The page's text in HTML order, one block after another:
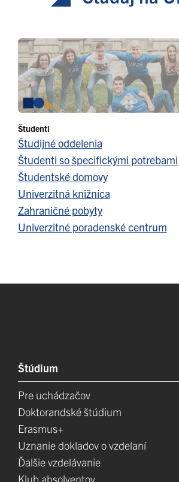
Študenti
Študijné oddelenia
Študenti so špecifickými potrebami
Študentské domovy
Univerzitná knižnica
Zahraničné pobyty
Univerzitné poradenské centrum
Štúdium
Pre uchádzačov
Doktorandské štúdium
Erasmus+
Uznanie dokladov o vzdelaní
Ďalšie vzdelávanie
Klub absolventov